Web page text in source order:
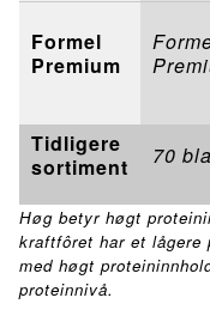
Formel
Premium
Tidligere
sortiment
70
Høg betyr høgt
kraftfôret har et lågere
med høgt
proteinnivå.